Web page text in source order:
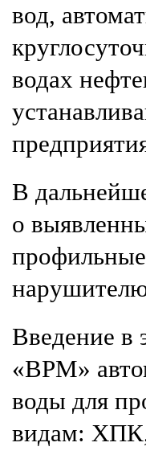
вод,
водах
В
о
Введение в
«ВРМ»
воды для
видам: ХПК,